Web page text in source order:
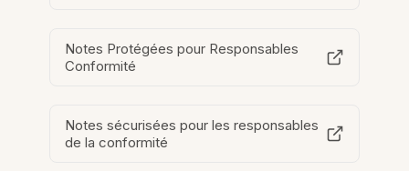
Notes Protégées pour Responsables
Conformité
Notes sécurisées pour les responsables
de la conformité